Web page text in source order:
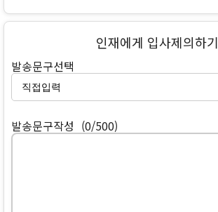
인재에게 입사제의하기
발송문구선택
발송문구작성 (0/500)